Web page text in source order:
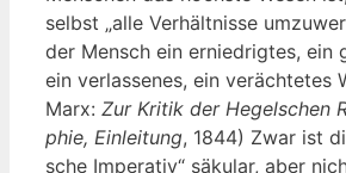
selbst „alle Ver­hält­nis­se
der Mensch ein ernied­rig­tes, ein
ein ver­las­se­nes, ein ver­äch­te­tes
Marx: Zur Kri­tik der Hegel­schen
phie, Ein­lei­tung, 1844) Zwar ist
sche Impe­ra­tiv“ säku­lar, aber